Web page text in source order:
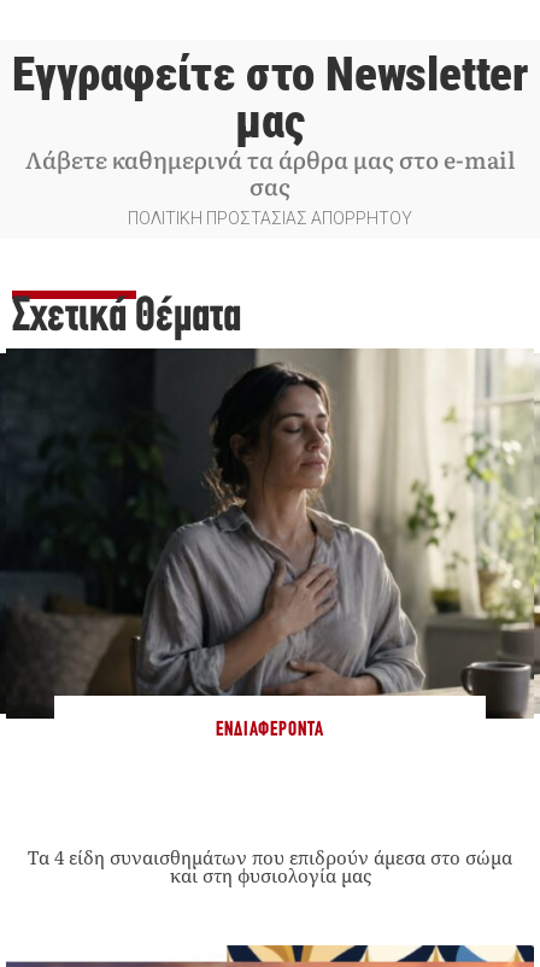
Εγγραφείτε στο Newsletter
μας
Λάβετε καθημερινά τα άρθρα μας στο e-mail
σας
ΠΟΛΙΤΙΚΗ ΠΡΟΣΤΑΣΙΑΣ ΑΠΟΡΡΗΤΟΥ
Σχετικά Θέματα
ΕΝΔΙΑΦΈΡΟΝΤΑ
Τα 4 είδη συναισθημάτων που επιδρούν άμεσα στο σώμα
και στη φυσιολογία μας